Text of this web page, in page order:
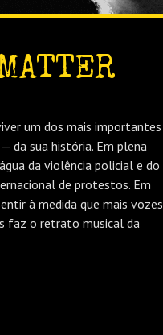
um dos mais importantes
da sua história. Em plena
da violência policial e do
de protestos. Em
à medida que mais vozes
faz o retrato musical da